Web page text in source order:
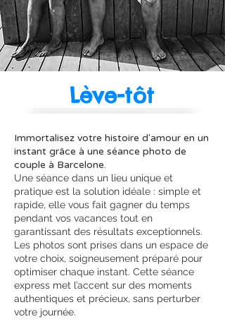
Lève-tôt
Immortalisez votre histoire d'amour en un
instant grâce à une séance photo de
couple à Barcelone.
Une séance dans un lieu unique et
pratique est la solution idéale : simple et
rapide, elle vous fait gagner du temps
pendant vos vacances tout en
garantissant des résultats exceptionnels.
Les photos sont prises dans un espace de
votre choix, soigneusement préparé pour
optimiser chaque instant. Cette séance
express met l’accent sur des moments
authentiques et précieux, sans perturber
votre journée.